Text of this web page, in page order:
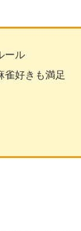
ール
雀好きも満足